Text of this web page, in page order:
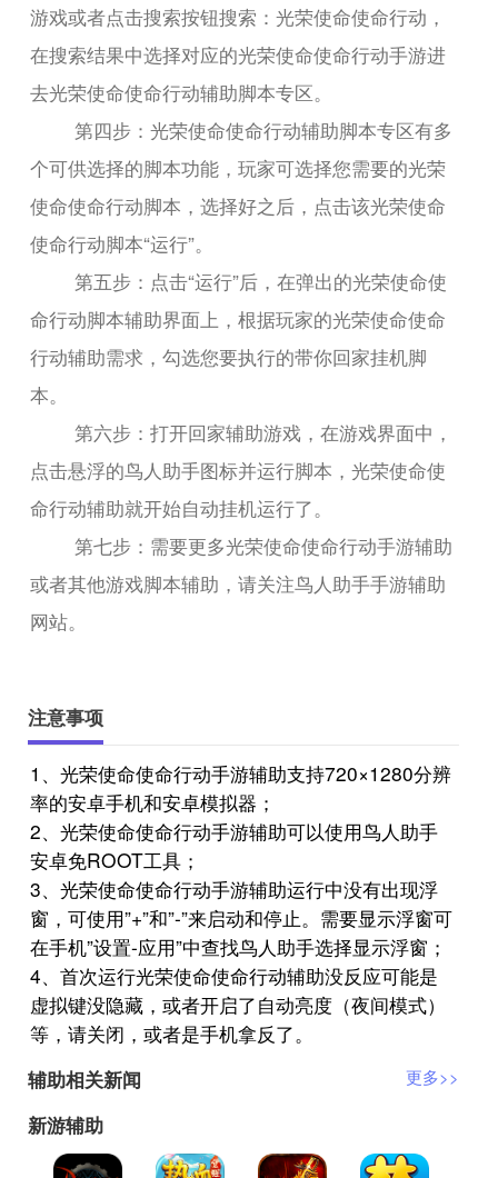
游戏或者点击搜索按钮搜索：光荣使命使命行动，
在搜索结果中选择对应的光荣使命使命行动手游进
去光荣使命使命行动辅助脚本专区。
第四步：光荣使命使命行动辅助脚本专区有多
个可供选择的脚本功能，玩家可选择您需要的光荣
使命使命行动脚本，选择好之后，点击该光荣使命
使命行动脚本“运行”。
第五步：点击“运行”后，在弹出的光荣使命使
命行动脚本辅助界面上，根据玩家的光荣使命使命
行动辅助需求，勾选您要执行的带你回家挂机脚
本。
第六步：打开回家辅助游戏，在游戏界面中，
点击悬浮的鸟人助手图标并运行脚本，光荣使命使
命行动辅助就开始自动挂机运行了。
第七步：需要更多光荣使命使命行动手游辅助
或者其他游戏脚本辅助，请关注鸟人助手手游辅助
网站。
注意事项
1、光荣使命使命行动手游辅助支持720×1280分辨
率的安卓手机和安卓模拟器；
2、光荣使命使命行动手游辅助可以使用鸟人助手
安卓免ROOT工具；
3、光荣使命使命行动手游辅助运行中没有出现浮
窗，可使用”+”和”-”来启动和停止。需要显示浮窗可
在手机”设置-应用”中查找鸟人助手选择显示浮窗；
4、首次运行光荣使命使命行动辅助没反应可能是
虚拟键没隐藏，或者开启了自动亮度（夜间模式）
等，请关闭，或者是手机拿反了。
辅助相关新闻
更多>>
新游辅助